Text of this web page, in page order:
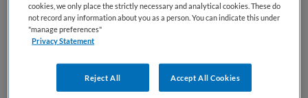
Hoofddorp Zuid bij GGZ inGeest is niet meer actueel.
Hieronder staan enkele vergelijkbare vacatures die voor u
wellicht interessant zijn.
cookies, we only place the strictly necessary and analytical cookies. These do
not record any information about you as a person. You can indicate this under
"manage preferences"
Privacy Statement
Reject All Accept All Cookies